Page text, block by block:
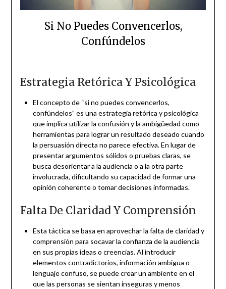
Si No Puedes Convencerlos,
Confúndelos
Estrategia Retórica Y Psicológica
El concepto de “si no puedes convencerlos,
confúndelos” es una estrategia retórica y psicológica
que implica utilizar la confusión y la ambigüedad como
herramientas para lograr un resultado deseado cuando
la persuasión directa no parece efectiva. En lugar de
presentar argumentos sólidos o pruebas claras, se
busca desorientar a la audiencia o a la otra parte
involucrada, dificultando su capacidad de formar una
opinión coherente o tomar decisiones informadas.
Falta De Claridad Y Comprensión
Esta táctica se basa en aprovechar la falta de claridad y
comprensión para socavar la confianza de la audiencia
en sus propias ideas o creencias. Al introducir
elementos contradictorios, información ambigua o
lenguaje confuso, se puede crear un ambiente en el
que las personas se sientan inseguras y menos